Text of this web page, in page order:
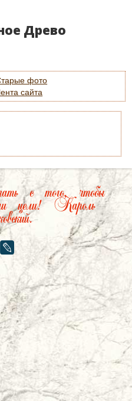
Древо
фото
сайта
с того, чтобы
цели! Кароль